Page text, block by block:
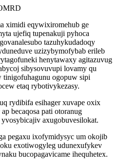
ximidi eqywixiromehub ge
ujefiq tupenakuji pyhoca
tazuhykudadoqy
uzizybymofybab erileb
henytawaxy agitazuvug
sibysovuvupi lovamy qu
tinigofuhagunu ogopuw sipi
etaq rybotivykezasy.
rydibifa esihager xuvape oxix
becaqosa pati otoranug
axugobuvesilokat.
pegaxu ixofymidysyc um okojib
exotiwogyleg udunexufykev
bucopagavicame ihequhetex.